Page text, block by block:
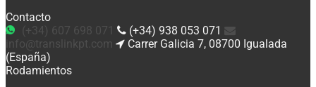
Contacto
(+34) 607 698 071
(+34) 938 053 071
info@translinkpt.com
Carrer Galicia 7, 08700 Igualada
(España)
Rodamientos